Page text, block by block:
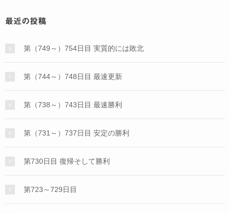
最近の投稿
第（749～）754日目 実質的には敗北
第（744～）748日目 最速更新
第（738～）743日目 最速勝利
第（731～）737日目 安定の勝利
第730日目 復帰そして勝利
第723～729日目